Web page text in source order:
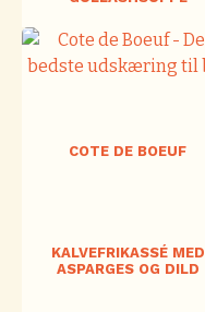
COTE DE BOEUF
KALVEFRIKASSÉ MED
ASPARGES OG DILD